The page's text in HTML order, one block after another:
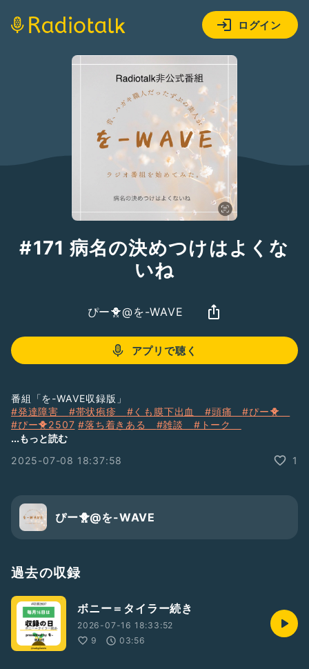
ログイン
#171 病名の決めつけはよくな
いね
ぴー🐥@を-WAVE
アプリで聴く
番組「を-WAVE収録版」
#発達障害 #帯状疱疹 #くも膜下出血#頭痛#ぴー🐥
#ぴー🐥2507 #落ち着きある #雑談 #トーク
#フリートーク
...もっと読む
2025-07-08 18:37:58
1
ぴー🐥@を-WAVE
過去の収録
ボニー＝タイラー続き
2026-07-16 18:33:52
9
03:56